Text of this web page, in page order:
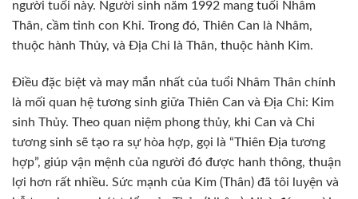
người tuổi này. Người sinh năm 1992 mang tuổi Nhâm
Thân, cầm tinh con Khỉ. Trong đó, Thiên Can là Nhâm,
thuộc hành Thủy, và Địa Chi là Thân, thuộc hành Kim.
Điều đặc biệt và may mắn nhất của tuổi Nhâm Thân chính
là mối quan hệ tương sinh giữa Thiên Can và Địa Chi: Kim
sinh Thủy. Theo quan niệm phong thủy, khi Can và Chi
tương sinh sẽ tạo ra sự hòa hợp, gọi là “Thiên Địa tương
hợp”, giúp vận mệnh của người đó được hanh thông, thuận
lợi hơn rất nhiều. Sức mạnh của Kim (Thân) đã tôi luyện và